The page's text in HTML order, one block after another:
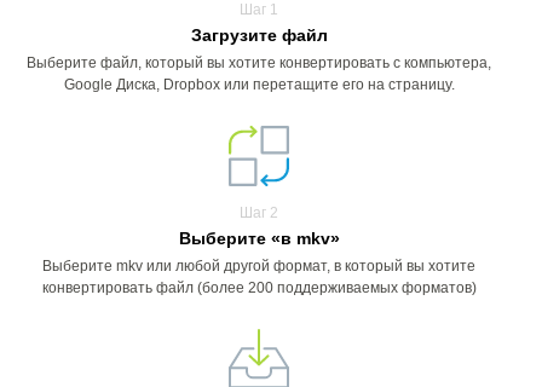
Шаг 1
Загрузите файл
Выберите файл, который вы хотите конвертировать с компьютера,
Google Диска, Dropbox или перетащите его на страницу.
Шаг 2
Выберите «в mkv»
Выберите mkv или любой другой формат, в который вы хотите
конвертировать файл (более 200 поддерживаемых форматов)